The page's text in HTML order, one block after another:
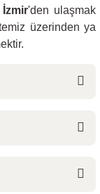
İzmir'den ulaşmak
üzerinden ya